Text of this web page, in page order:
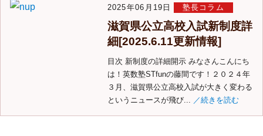
2025年06月19日 塾長コラム
滋賀県公立高校入試新制度詳
細[2025.6.11更新情報]
目次 新制度の詳細開示 みなさんこんにち
は！英数塾STfunの藤間です！２０２４年
３月、滋賀県公立高校入試が大きく変わる
というニュースが飛び...
／続きを読む